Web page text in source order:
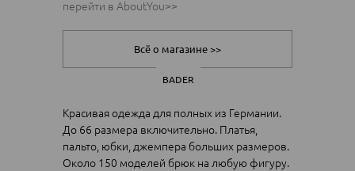
перейти в AboutYou>>
Всё о магазине >>
BADER
Красивая одежда для полных из Германии.
До 66 размера включительно. Платья,
пальто, юбки, джемпера больших размеров.
Около 150 моделей брюк на любую фигуру.